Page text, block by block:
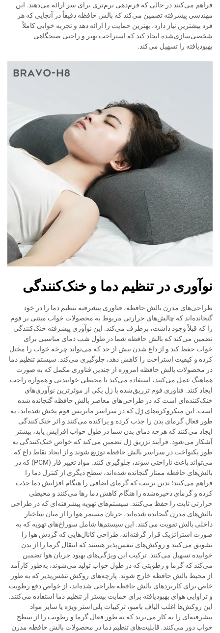
فراهم می‌کنند در حالی که فرم‌دهی نرم‌تری برای سر ارائه می‌دهند. این
مهندسی پیشرفته تضمین می‌کند که بالش حافظه دقیقاً در آنجایی که هر
فرد بیشترین نیاز دارد، بهترین حمایت را ارائه دهد و تجربه خوابی کاملاً
شخصی‌سازی‌شده ایجاد کند که استراحت بهتر و راحتی صبحگاهی
بهبودیافته را تسهیل می‌کند.
نوآوری در تنظیم دما و خنک‌کنندگی
طراحی‌های مدرن بالش حافظه، فناوری پیشرفته تنظیم دما را در خود
گنجانده‌اند که چالش‌های حرارتی مربوط به محصولات خواب مبتنی بر فوم
را که قبلاً وجود داشت، برطرف می‌کند. این نوآوری پیشرفته خنک‌کنندگی
تضمین می‌کند که بالش حافظه شما در طول شب دمای مناسبی برای
خواب حفظ کند و از داغ شدن بیش از حد که می‌تواند چرخه خواب را مختل
کرده و کیفیت استراحت را کاهش دهد، جلوگیری می‌کند. سیستم تنظیم دما
در محصولات بالش حافظه امروزه از چندین فناوری مکمل که به صورت
هماهنگ عمل می‌کنند، استفاده می‌کند تا محیطی خوابیدنی و همواره راحت
ایجاد کنند. فناوری فوم تزریق‌شده با ژل یکی از موثرترین نوآوری‌های
خنک‌کننده‌ای است که در طراحی‌های معاصر بالش حافظه گنجانده شده
است. این میکروکره‌های ژل که در سراسر ماتریس فوم پخش شده‌اند، به
طور فعال گرمای بدن را جذب کرده و پراکنده می‌کنند و اثر خنک‌کنندگی
ایجاد می‌کنند که هرچه دمای بدن شما در طول خواب افزایش یابد، بیشتر
آشکار می‌شود. فرآیند تزریق ژل تضمین می‌کند که خواص خنک‌کنندگی به
طور یکنواخت در سراسر بالش حافظه توزیع شوند و از ایجاد نقاط داغ که
می‌تواند باعث ناراحتی شوند، جلوگیری کنند. مواد تغییر فاز (PCM) که در
بالش‌های حافظه ممتاز گنجانده شده‌اند، سطح دیگری از کنترل دما را
فراهم می‌کنند؛ بدین ترتیب که گرمای اضافی را هنگام افزایش دما جذب
کرده و گرمای ذخیره‌شده را هنگام کاهش دما رها می‌کنند و محیطی
حرارتی ثابت را حفظ می‌کنند. سیستم‌های تهویه پیشرفته‌ای که در طراحی
بالش‌های مدرن گنجانده شده‌اند، جریان مستمر هوا را از میان ساختار
داخلی بالش تقویت می‌کنند. این سیستم‌ها شامل سوراخ‌های تهویه که به
صورت استراتژیک قرار گرفته‌اند، طراحی کانال‌هایی که گردش هوا را
تشویق می‌کنند و روکش‌های تنفس‌پذیر هستند که انتقال گرما را از بدن
خوابیده تسهیل می‌کنند. ترکیب این ویژگی‌های بهبود جریان هوا تضمین
می‌کند که گرما و رطوبتی که در طول خواب تولید می‌شوند، به‌طور کارآمد
از محیط بالش حافظه خارج شوند. پارچه‌های روکش تنفس‌پذیر که به طور
خاص برای کاربردهای بالش حافظه طراحی شده‌اند، از خواص دفع رطوبت
و تراوایی هوای بهبودیافته برای حمایت بیشتر از تنظیم دما استفاده می‌کنند.
این روکش‌ها اغلب الیاف بامبو، ترکیبات پلی‌استر ویژه یا سایر مواد
پیشرفته‌ای را به کار می‌برند که به طور فعال گرما و رطوبت را از سطح
خواب دور می‌کنند. قابلیت‌های تنظیم دما در محصولات بالش حافظه مدرن